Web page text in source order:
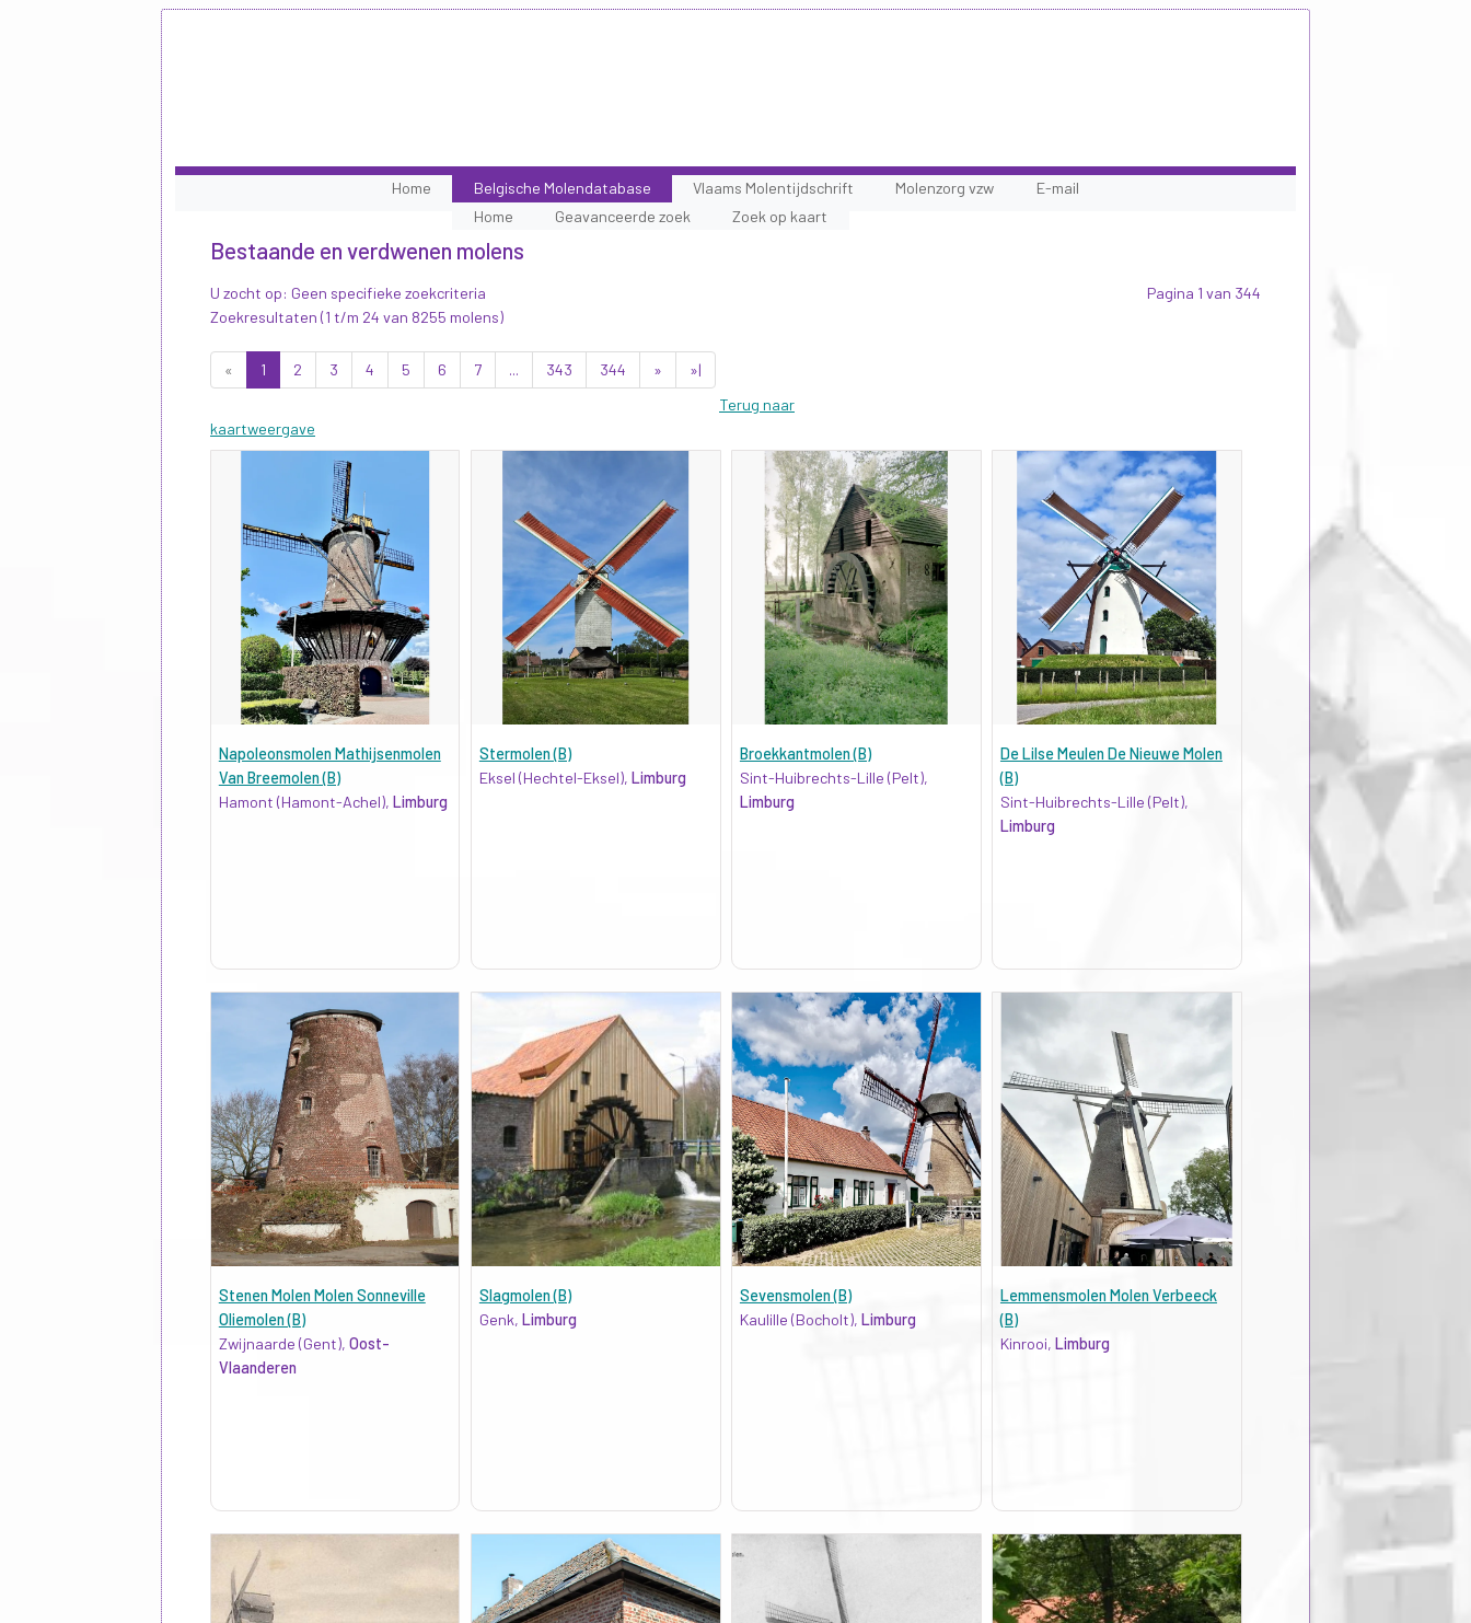
Home
Belgische Molendatabase
Home
Geavanceerde zoek Zoek op kaart
Vlaams Molentijdschrift Molenzorg vzw E-mail
Bestaande en verdwenen molens
U zocht op: Geen specifieke zoekcriteria
Zoekresultaten (1 t/m 24 van 8255 molens)
« 1 2 3 4 5 6 7 ... 343 344 »
»|
Terug naar
kaartweergave
Pagina 1 van 344
Napoleonsmolen Mathijsenmolen
Van Breemolen (B)
Hamont (Hamont-Achel), Limburg
Stermolen (B)
Eksel (Hechtel-Eksel), Limburg
Broekkantmolen (B)
Sint-Huibrechts-Lille (Pelt),
Limburg
De Lilse Meulen De Nieuwe Molen
(B)
Sint-Huibrechts-Lille (Pelt),
Limburg
Stenen Molen Molen Sonneville
Oliemolen (B)
Zwijnaarde (Gent), Oost-
Vlaanderen
Slagmolen (B)
Genk, Limburg
Sevensmolen (B)
Kaulille (Bocholt), Limburg
Lemmensmolen Molen Verbeeck
(B)
Kinrooi, Limburg